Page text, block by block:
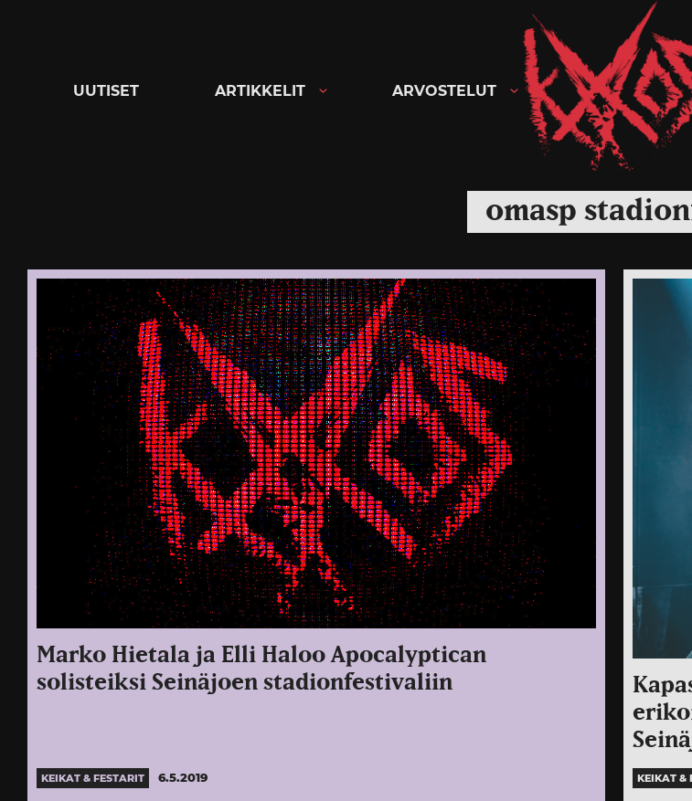
Kaaoszine
UUTISET ARTIKKELIT ARVOSTELUT
omasp
Marko Hietala ja Elli Haloo Apocalyptican
solisteiksi Seinäjoen stadionfestivaliin
KEIKAT & FESTARIT 6.5.2019 KEIKAT &